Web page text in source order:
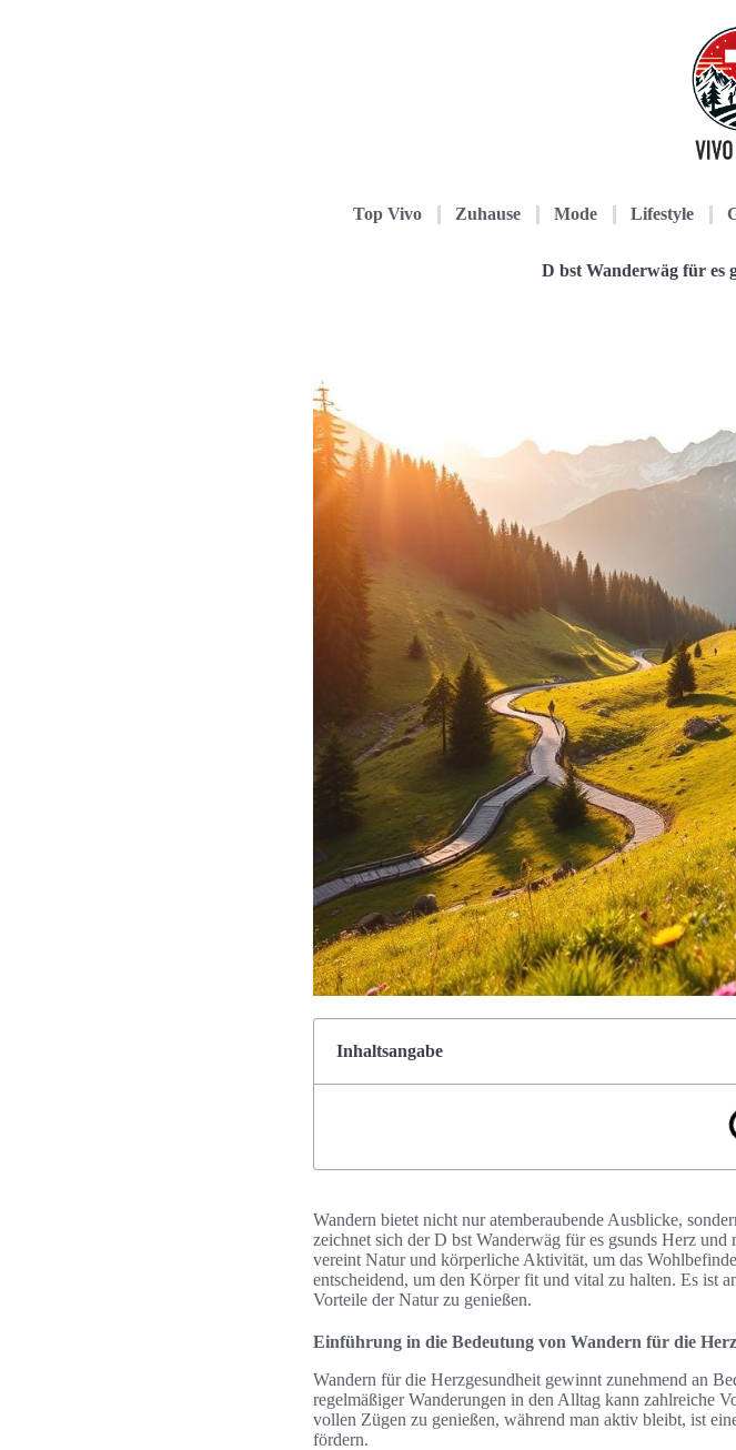
Top Vivo Zuhause Mode Lifestyle
D bst Wanderwäg für es
Inhaltsangabe
Wandern bietet nicht nur atemberaubende Ausblicke,
zeichnet sich der D bst Wanderwäg für es gsunds Herz
vereint Natur und körperliche Aktivität, um das
entscheidend, um den Körper fit und vital zu halten. Es ist
Vorteile der Natur zu genießen.
Einführung in die Bedeutung von Wandern für die
Wandern für die Herzgesundheit gewinnt zunehmend an
regelmäßiger Wanderungen in den Alltag kann zahlreiche
vollen Zügen zu genießen, während man aktiv bleibt, ist
fördern.